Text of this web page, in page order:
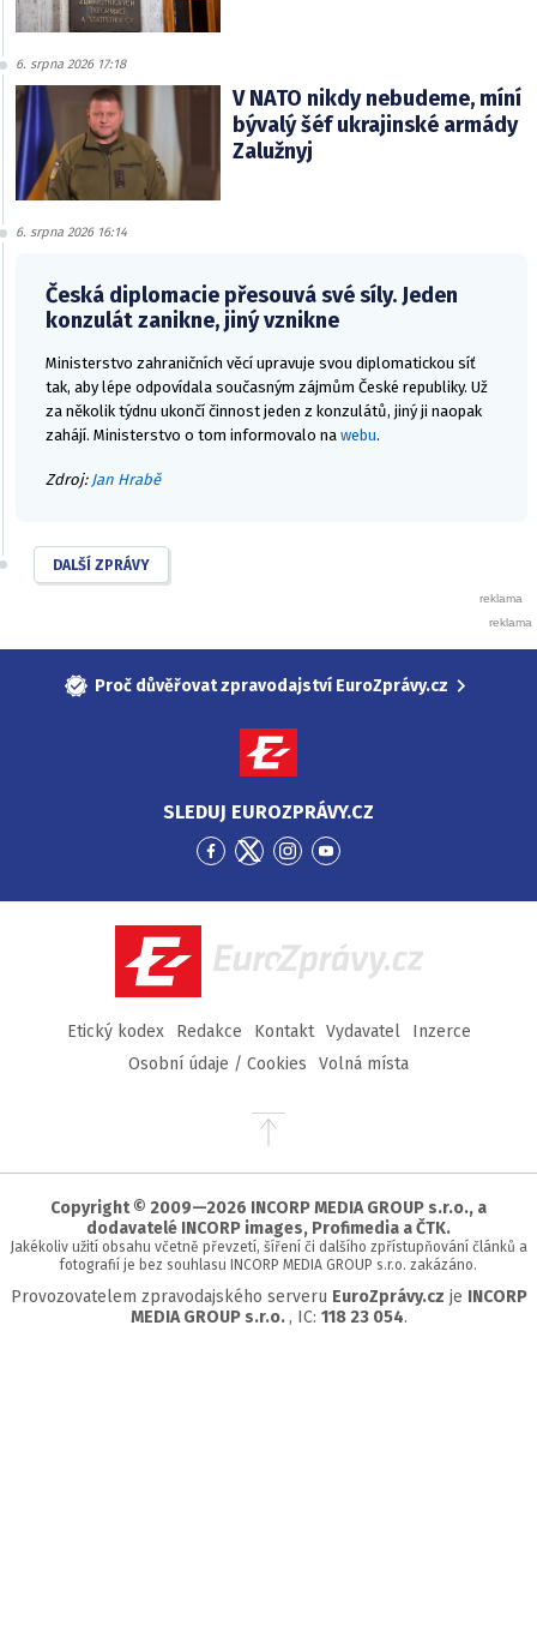
6. srpna 2026 17:18
V NATO nikdy nebudeme, míní
bývalý šéf ukrajinské armády
Zalužnyj
6. srpna 2026 16:14
Česká diplomacie přesouvá své síly. Jeden
konzulát zanikne, jiný vznikne
Ministerstvo zahraničních věcí upravuje svou diplomatickou síť
tak, aby lépe odpovídala současným zájmům České republiky. Už
za několik týdnu ukončí činnost jeden z konzulátů, jiný ji naopak
zahájí. Ministerstvo o tom informovalo na webu.
Zdroj: Jan Hrabě
DALŠÍ ZPRÁVY
Proč důvěřovat zpravodajství EuroZprávy.cz
SLEDUJ EUROZPRÁVY.CZ
Přejít
Facebook
Přejít
Twitter
Přejít
Instagram
Přejít
YouTube
EuroZprávy.cz
Etický kodex Redakce Kontakt Vydavatel
Inzerce
Osobní údaje / Cookies
Volná místa
Přejít
stránky
Copyright © 2009—2026 INCORP MEDIA GROUP s.r.o., a
dodavatelé INCORP images, Profimedia a ČTK.
Jakékoliv užití obsahu včetně převzetí, šíření či dalšího zpřístupňování článků a
fotografií je bez souhlasu INCORP MEDIA GROUP s.r.o. zakázáno.
Provozovatelem zpravodajského serveru EuroZprávy.cz je INCORP
MEDIA GROUP s.r.o. , IC: 118 23 054.